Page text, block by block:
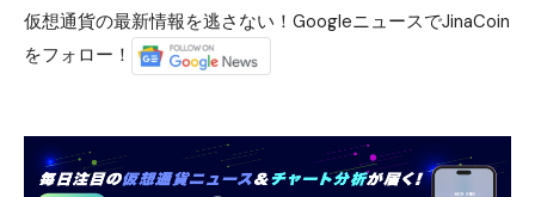
仮想通貨の最新情報を逃さない！GoogleニュースでJinaCoin
をフォロー！